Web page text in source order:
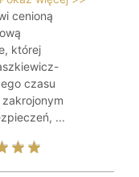
cenioną
której
czasu
...